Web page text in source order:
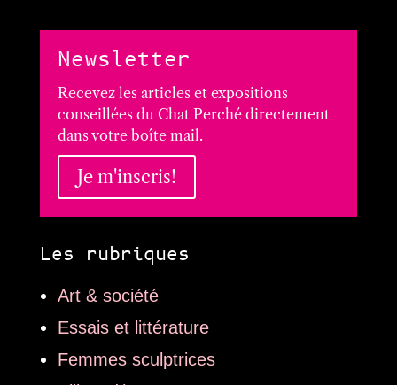
Newsletter
Recevez les articles et expositions
conseillées du Chat Perché directement
dans votre boîte mail.
Je m'inscris!
Les rubriques
Art & société
Essais et littérature
Femmes sculptrices